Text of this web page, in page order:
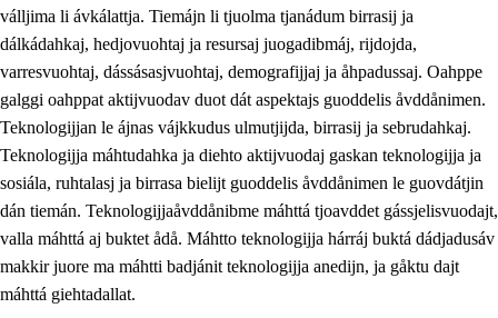
2.2 Máhtudahka fágáj hárráj
2.3 Vuodulasj tjehpudagá
2.4 Oahppat oahppat
Doaresfágalasj tiemá
2.5 Doaresfágalasj tiemá
2.5.1 Álmmukvarresvuohta ja iellemrijbadibme
Demokratijja ja guojmmeviesátvuohta
2.5.3 Guoddelis åvddånibme
válljima li ávkálattja. Tiemájn li tjuolma tjanádum birrasij ja
dálkádahkaj, hedjovuohtaj ja resursaj juogadibmáj, rijdojda,
varresvuohtaj, dássásasjvuohtaj, demografijjaj ja åhpadussaj. Oahppe
galggi oahppat aktijvuodav duot dát aspektajs guoddelis åvddånimen.
Teknologijjan le ájnas vájkkudus ulmutjijda, birrasij ja sebrudahkaj.
Teknologijja máhtudahka ja diehto aktijvuodaj gaskan teknologijja ja
sosiála, ruhtalasj ja birrasa bielijt guoddelis åvddånimen le guovdátjin
dán tiemán. Teknologijjaåvddånibme máhttá tjoavddet gássjelisvuodajt,
valla máhttá aj buktet ådå. Máhtto teknologijja hárráj buktá dádjadusáv
makkir juore ma máhtti badjánit teknologijja anedijn, ja gåktu dajt
máhttá giehtadallat.